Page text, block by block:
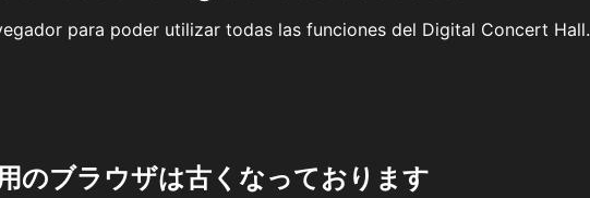
para poder utilizar todas las funciones del Digital Concert Hall.
のブラウザは古くなっております